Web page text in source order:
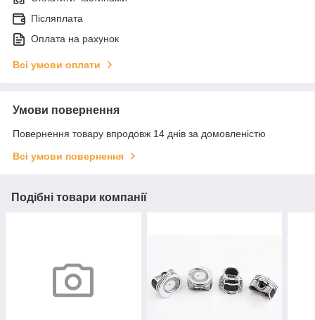
Післяплата
Оплата на рахунок
Всі умови оплати
Умови повернення
Повернення товару впродовж 14 днів за домовленістю
Всі умови повернення
Подібні товари компанії